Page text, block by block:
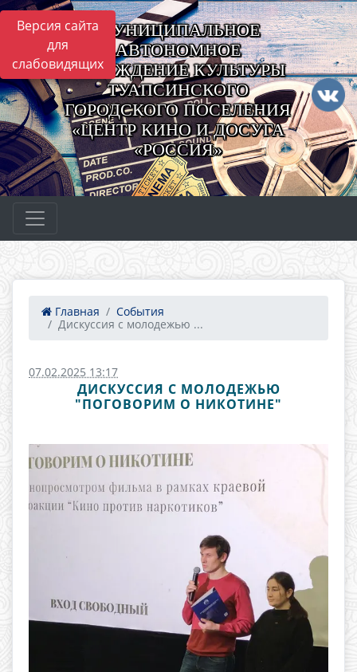
Версия сайта
для
слабовидящих
МУНИЦИПАЛЬНОЕ
АВТОНОМНОЕ
УЧРЕЖДЕНИЕ КУЛЬТУРЫ
ТУАПСИНСКОГО
ГОРОДСКОГО ПОСЕЛЕНИЯ
«ЦЕНТР КИНО И ДОСУГА
«РОССИЯ»
Главная
События
Дискуссия с молодежью ...
07.02.2025 13:17
ДИСКУССИЯ С МОЛОДЕЖЬЮ
"ПОГОВОРИМ О НИКОТИНЕ"